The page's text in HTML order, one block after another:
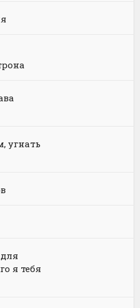
угнать
я тебя